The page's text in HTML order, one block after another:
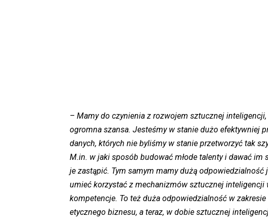
– Mamy do czynienia z rozwojem sztucznej
ogromna szansa. Jesteśmy w stanie dużo efektywniej
danych, których nie byliśmy w stanie przetworzyć tak
M.in. w jaki sposób budować młode talenty i dawać im
je zastąpić. Tym samym mamy dużą odpowiedzialność
umieć korzystać z mechanizmów sztucznej inteligencji
kompetencje. To też duża odpowiedzialność w
etycznego biznesu, a teraz, w dobie sztucznej